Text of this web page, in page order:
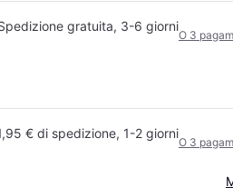
gratuita, 3-6 giorni
O 3
€ di spedizione, 1-2 giorni
O 3